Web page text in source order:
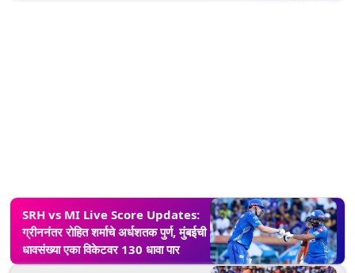
SRH vs MI Live Score Updates:
ग्रीननंतर रोहित शर्माचे अर्धशतक पुर्ण, मुंबईची
धावसंख्या एका विकेटवर 130 धावा पार